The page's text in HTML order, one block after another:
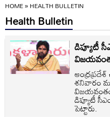
HOME»HEALTH BULLETIN
Health Bulletin
డిప్యూటీ
శనివారం
డిప్యూటీ
పెట్టారు.